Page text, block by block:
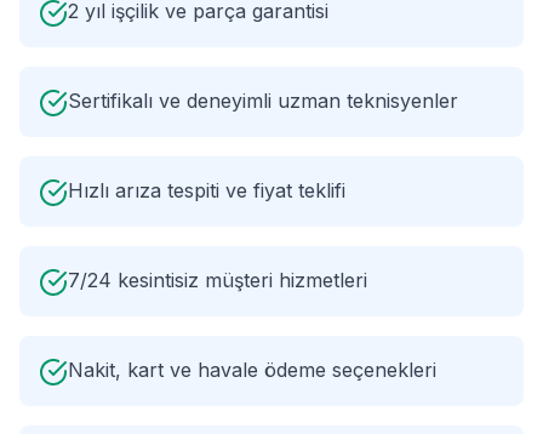
2 yıl işçilik ve parça garantisi
Sertifikalı ve deneyimli uzman teknisyenler
Hızlı arıza tespiti ve fiyat teklifi
7/24 kesintisiz müşteri hizmetleri
Nakit, kart ve havale ödeme seçenekleri